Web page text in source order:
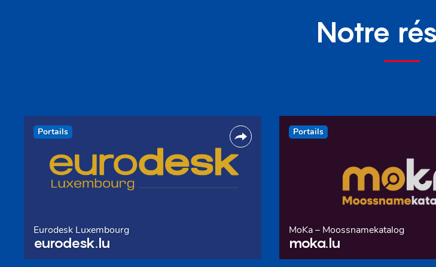
Notre
Portails
Eurodesk Luxembourg
eurodesk.lu
Portails
MoKa – Moossnamekatalog
moka.lu